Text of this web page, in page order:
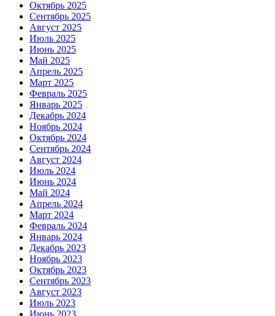
Октябрь 2025
Сентябрь 2025
Август 2025
Июль 2025
Июнь 2025
Май 2025
Апрель 2025
Март 2025
Февраль 2025
Январь 2025
Декабрь 2024
Ноябрь 2024
Октябрь 2024
Сентябрь 2024
Август 2024
Июль 2024
Июнь 2024
Май 2024
Апрель 2024
Март 2024
Февраль 2024
Январь 2024
Декабрь 2023
Ноябрь 2023
Октябрь 2023
Сентябрь 2023
Август 2023
Июль 2023
Июнь 2023